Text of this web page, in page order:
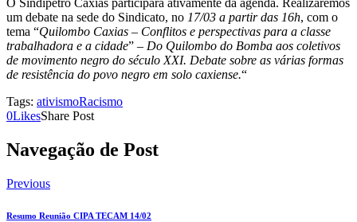
O Sindipetro Caxias participará ativamente da agenda. Realizaremos
um debate na sede do Sindicato, no 17/03 a partir das 16h, com o
tema “Quilombo Caxias – Conflitos e perspectivas para a classe
trabalhadora e a cidade” – Do Quilombo do Bomba aos coletivos
de movimento negro do século XXI. Debate sobre as várias formas
de resistência do povo negro em solo caxiense.“
Tags: ativismoRacismo
0LikesShare Post
Navegação de Post
Previous
Resumo Reunião CIPA TECAM 14/02